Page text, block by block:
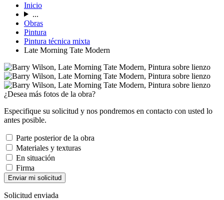
Inicio
...
Obras
Pintura
Pintura técnica mixta
Late Morning Tate Modern
¿Desea más fotos de la obra?
Especifique su solicitud y nos pondremos en contacto con usted lo
antes posible.
Parte posterior de la obra
Materiales y texturas
En situación
Firma
Enviar mi solicitud
Solicitud enviada